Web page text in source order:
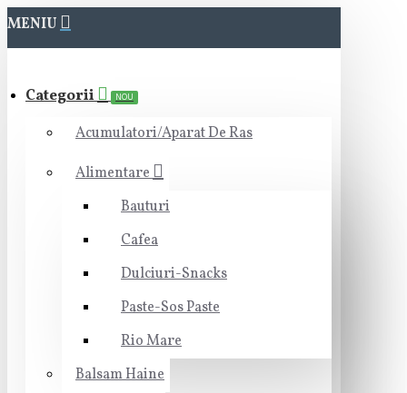
MENIU
Categorii NOU
Acumulatori/Aparat De Ras
Alimentare
Bauturi
Cafea
Dulciuri-Snacks
Paste-Sos Paste
Rio Mare
Balsam Haine